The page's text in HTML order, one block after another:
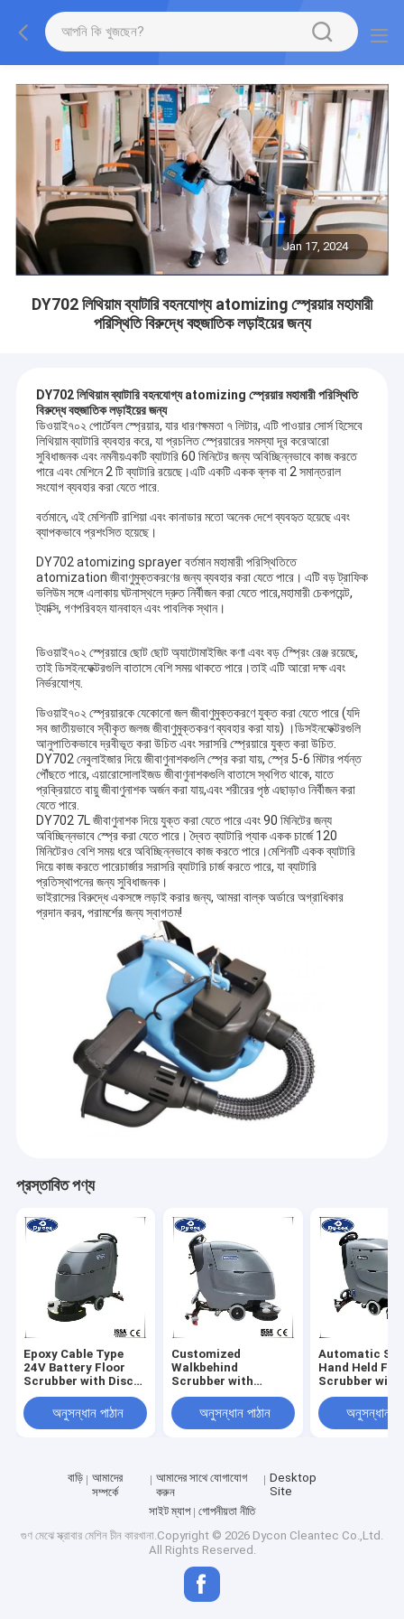
Jan 17, 2024
DY702 লিথিয়াম ব্যাটারি বহনযোগ্য atomizing স্প্রেয়ার মহামারী
পরিস্থিতি বিরুদ্ধে বহুজাতিক লড়াইয়ের জন্য
DY702 লিথিয়াম ব্যাটারি বহনযোগ্য atomizing স্প্রেয়ার মহামারী পরিস্থিতি
বিরুদ্ধে বহুজাতিক লড়াইয়ের জন্য
ডিওয়াই৭০২ পোর্টেবল স্প্রেয়ার, যার ধারণক্ষমতা ৭ লিটার, এটি পাওয়ার সোর্স হিসেবে
লিথিয়াম ব্যাটারি ব্যবহার করে, যা প্রচলিত স্প্রেয়ারের সমস্যা দূর করেআরো
সুবিধাজনক এবং নমনীয়একটি ব্যাটারি 60 মিনিটের জন্য অবিচ্ছিন্নভাবে কাজ করতে
পারে এবং মেশিনে 2 টি ব্যাটারি রয়েছে।এটি একটি একক ব্লক বা 2 সমান্তরাল
সংযোগ ব্যবহার করা যেতে পারে.
বর্তমানে, এই মেশিনটি রাশিয়া এবং কানাডার মতো অনেক দেশে ব্যবহৃত হয়েছে এবং
ব্যাপকভাবে প্রশংসিত হয়েছে।
DY702 atomizing sprayer বর্তমান মহামারী পরিস্থিতিতে
atomization জীবাণুমুক্তকরণের জন্য ব্যবহার করা যেতে পারে। এটি বড় ট্রাফিক
ভলিউম সঙ্গে এলাকায় ঘটনাস্থলে দ্রুত নির্বীজন করা যেতে পারে,মহামারী চেকপয়েন্ট,
ট্যাক্সি, গণপরিবহন যানবাহন এবং পাবলিক স্থান।
ডিওয়াই৭০২ স্প্রেয়ারে ছোট ছোট অ্যাটোমাইজিং কণা এবং বড় স্প্রেিং রেঞ্জ রয়েছে,
তাই ডিসইনফেক্টরগুলি বাতাসে বেশি সময় থাকতে পারে।তাই এটি আরো দক্ষ এবং
নির্ভরযোগ্য.
ডিওয়াই৭০২ স্প্রেয়ারকে যেকোনো জল জীবাণুমুক্তকরণে যুক্ত করা যেতে পারে (যদি
সব জাতীয়ভাবে স্বীকৃত জলজ জীবাণুমুক্তকরণ ব্যবহার করা যায়) ।ডিসইনফেক্টরগুলি
আনুপাতিকভাবে দ্রবীভূত করা উচিত এবং সরাসরি স্প্রেয়ারে যুক্ত করা উচিত.
DY702 নেবুলাইজার দিয়ে জীবাণুনাশকগুলি স্প্রে করা যায়, স্প্রে 5-6 মিটার পর্যন্ত
পৌঁছতে পারে, এয়ারোসোলাইজড জীবাণুনাশকগুলি বাতাসে স্থগিত থাকে, যাতে
প্রক্রিয়াতে বায়ু জীবাণুনাশক অর্জন করা যায়,এবং শরীরের পৃষ্ঠ এছাড়াও নির্বীজন করা
যেতে পারে.
DY702 7L জীবাণুনাশক দিয়ে যুক্ত করা যেতে পারে এবং 90 মিনিটের জন্য
অবিচ্ছিন্নভাবে স্প্রে করা যেতে পারে। দ্বৈত ব্যাটারি প্যাক একক চার্জে 120
মিনিটেরও বেশি সময় ধরে অবিচ্ছিন্নভাবে কাজ করতে পারে।মেশিনটি একক ব্যাটারি
দিয়ে কাজ করতে পারেচার্জার সরাসরি ব্যাটারি চার্জ করতে পারে, যা ব্যাটারি
প্রতিস্থাপনের জন্য সুবিধাজনক।
ভাইরাসের বিরুদ্ধে একসঙ্গে লড়াই করার জন্য, আমরা বাল্ক অর্ডারে অগ্রাধিকার
প্রদান করব, পরামর্শের জন্য স্বাগতম!
প্রস্তাবিত পণ্য
Epoxy Cable Type
24V Battery Floor
Scrubber with Disc
Type+Drum Type
Brush for Efficient
Tile Floor Cleaning
অনুসন্ধান পাঠান
Customized
Walkbehind
Scrubber with
Medium Hardness
Brush and Disc
Type+Drum Type for
অনুসন্ধান পাঠান
Automatic
Hand Held
Scrubber with
Control and
Battery for
Cleaning
অনুসন্ধান
বাড়ি
আমাদের
সম্পর্কে
আমাদের সাথে যোগাযোগ
করুন
Desktop
Site
সাইট ম্যাপ
গোপনীয়তা নীতি
গুণ মেঝে স্ক্রাবার মেশিন চীন কারখানা.Copyright © 2026 Dycon Cleantec Co.,Ltd.
All Rights Reserved.